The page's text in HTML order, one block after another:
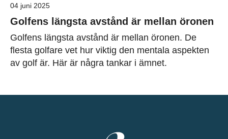
04 juni 2025
Golfens längsta avstånd är mellan öronen
Golfens längsta avstånd är mellan öronen. De
flesta golfare vet hur viktig den mentala aspekten
av golf är. Här är några tankar i ämnet.